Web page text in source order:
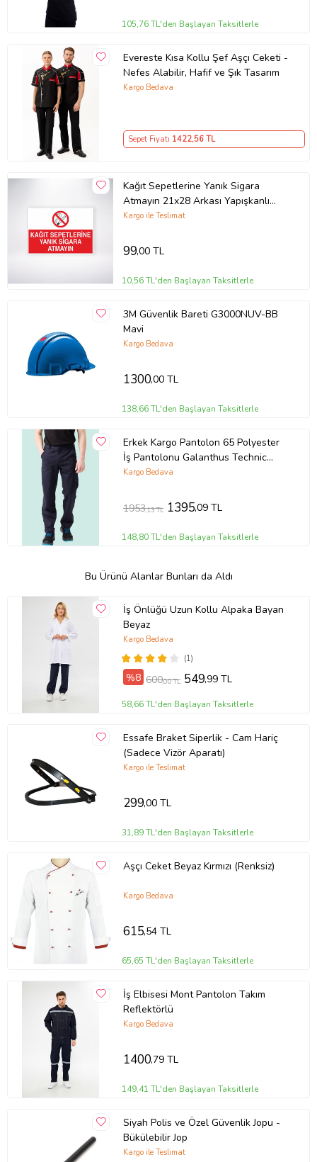
105,76 TL'den Başlayan Taksitlerle
Evereste Kısa Kollu Şef Aşçı Ceketi -
Nefes Alabilir, Hafif ve Şık Tasarım
Kargo Bedava
Sepet Fiyatı 1422,56 TL
Kağıt Sepetlerine Yanık Sigara
Atmayın 21x28 Arkası Yapışkanlı
Levha
Kargo ile Teslimat
99,00 TL
10,56 TL'den Başlayan Taksitlerle
3M Güvenlik Bareti G3000NUV-BB
Mavi
Kargo Bedava
1300,00 TL
138,66 TL'den Başlayan Taksitlerle
Erkek Kargo Pantolon 65 Polyester
İş Pantolonu Galanthus Technic
Cepli Rahat Kalıp (Lacivert)
Kargo Bedava
1953,13 TL 1395,09 TL
148,80 TL'den Başlayan Taksitlerle
Bu Ürünü Alanlar Bunları da Aldı
İş Önlüğü Uzun Kollu Alpaka Bayan
Beyaz
(1)
Kargo Bedava
%8 600,00 TL 549,99 TL
58,66 TL'den Başlayan Taksitlerle
Essafe Braket Siperlik - Cam Hariç
(Sadece Vizör Aparatı)
Kargo ile Teslimat
299,00 TL
31,89 TL'den Başlayan Taksitlerle
Aşçı Ceket Beyaz Kırmızı (Renksiz)
Kargo Bedava
615,54 TL
65,65 TL'den Başlayan Taksitlerle
İş Elbisesi Mont Pantolon Takım
Reflektörlü
Kargo Bedava
1400,79 TL
149,41 TL'den Başlayan Taksitlerle
Siyah Polis ve Özel Güvenlik Jopu -
Bükülebilir Jop
Kargo ile Teslimat